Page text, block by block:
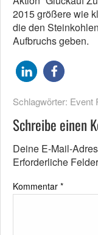
2015 größere wie
die den
Aufbruchs geben.
Schlagwörter: Event
Schreibe einen
Deine E-Mail-
Erforderliche
Kommentar *